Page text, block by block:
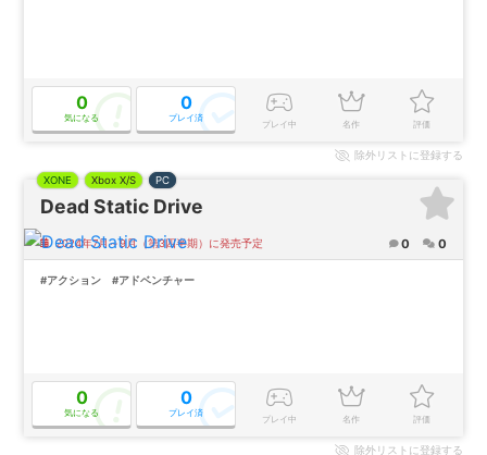
0
気になる
0
プレイ済
プレイ中 名作 評価
除外リストに登録する
Dead Static Drive
XONE Xbox X/S PC
2024年7月～9月（第3四半期）に発売予定 0 0
#アクション #アドベンチャー
0
気になる
0
プレイ済
プレイ中 名作 評価
除外リストに登録する